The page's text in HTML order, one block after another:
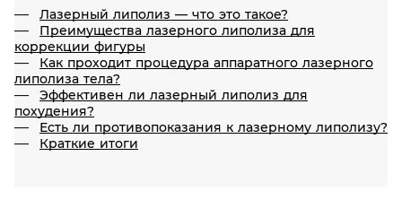
Лазерный липолиз — что это такое?
Преимущества лазерного липолиза для
коррекции фигуры
Как проходит процедура аппаратного лазерного
липолиза тела?
Эффективен ли лазерный липолиз для
похудения?
Есть ли противопоказания к лазерному липолизу?
Краткие итоги